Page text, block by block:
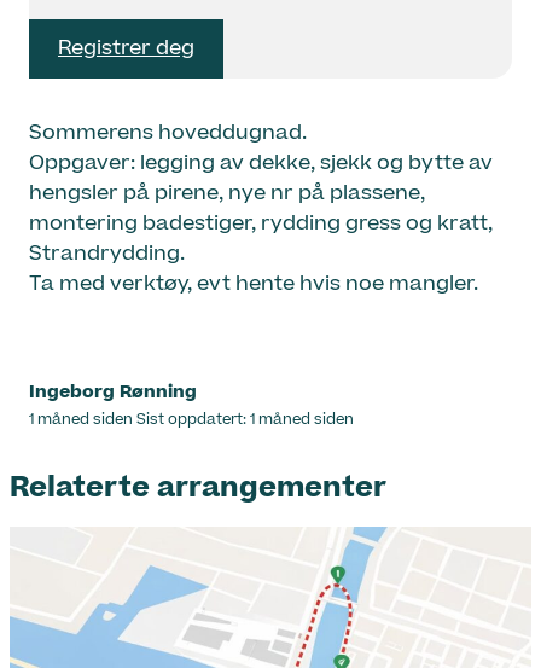
Registrer deg
Sommerens hoveddugnad.
Oppgaver: legging av dekke, sjekk og bytte av
hengsler på pirene, nye nr på plassene,
montering badestiger, rydding gress og kratt,
Strandrydding.
Ta med verktøy, evt hente hvis noe mangler.
Ingeborg Rønning
Lagt
1 måned siden Sist oppdatert:1 måned siden
Relaterte arrangementer